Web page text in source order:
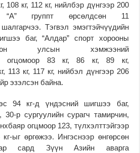
108 кг, 112 кг, нийлбэр дүнгээр 200
“А” группт өрсөлдсөн 11
Тэгвэл эмэгтэйчүүдийн
баг, “Алдар” спорт хорооны
улсын хэмжээний
огцомоор 83 кг, 86 кг, 89 кг,
113 кг, 117 кг, нийбэл дүнгээр 206
эзэлсэн байна.
94 кг-д үндэсний шигшээ баг,
30-р сургуулийн сурагч тамирчин,
огцмоор 123, түлхэлттэйгээр
ыг өргөжээ. Ингэснээр өнгөрсөн
сард Зүүн Азийн аварга